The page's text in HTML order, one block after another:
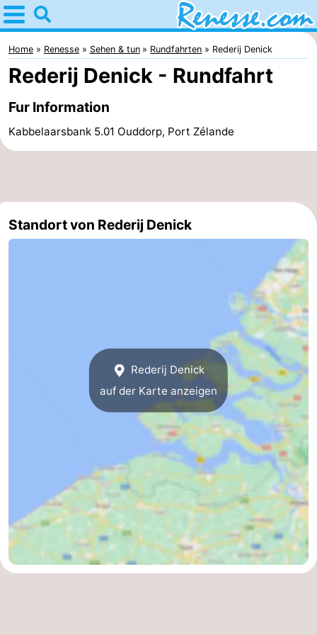
Home
Renesse
Tipps
Für
Port
-
Julianahoeve
Livingstone
-
Port
-
Home Renesse Sehen & tun Rundfahrten Rederij Denick
Rederij Denick - Rundfahrt
Fur Information
Kabbelaarsbank 5.01 Ouddorp, Port Zélande
Standort von Rederij Denick
Rederij Denick
auf der Karte anzeigen